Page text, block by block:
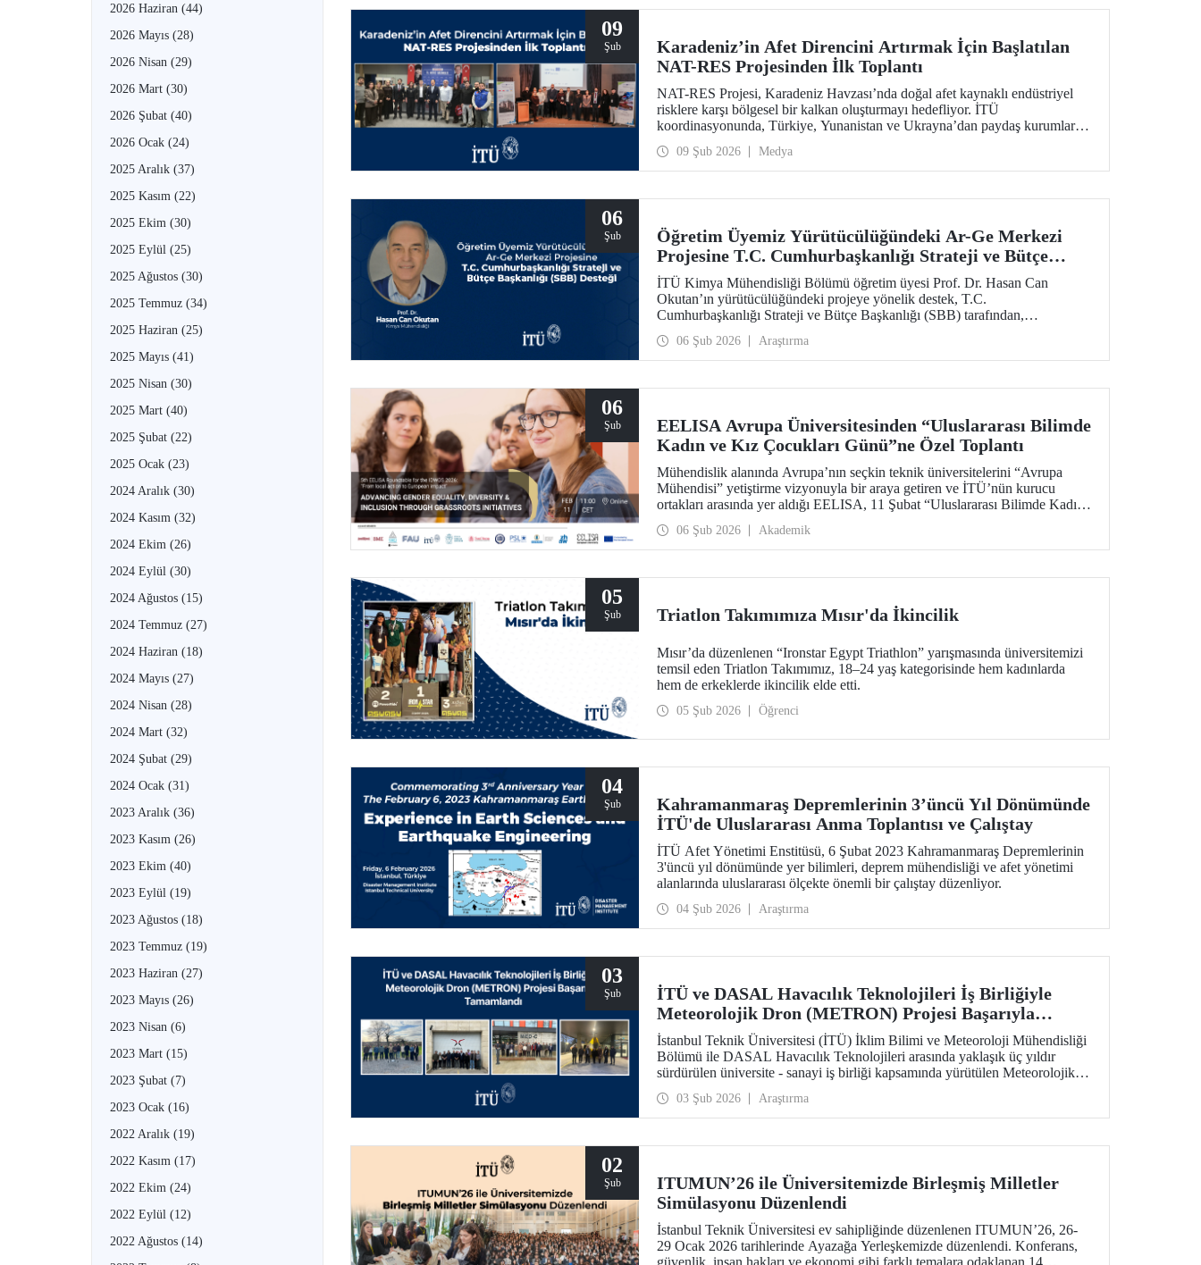
2026 Haziran (44)
2026 Mayıs (28)
2026 Nisan (29)
2026 Mart (30)
2026 Şubat (40)
2026 Ocak (24)
2025 Aralık (37)
2025 Kasım (22)
2025 Ekim (30)
2025 Eylül (25)
2025 Ağustos (30)
2025 Temmuz (34)
2025 Haziran (25)
2025 Mayıs (41)
2025 Nisan (30)
2025 Mart (40)
2025 Şubat (22)
2025 Ocak (23)
2024 Aralık (30)
2024 Kasım (32)
2024 Ekim (26)
2024 Eylül (30)
2024 Ağustos (15)
2024 Temmuz (27)
2024 Haziran (18)
2024 Mayıs (27)
2024 Nisan (28)
2024 Mart (32)
2024 Şubat (29)
2024 Ocak (31)
2023 Aralık (36)
2023 Kasım (26)
2023 Ekim (40)
2023 Eylül (19)
2023 Ağustos (18)
2023 Temmuz (19)
2023 Haziran (27)
2023 Mayıs (26)
2023 Nisan (6)
2023 Mart (15)
2023 Şubat (7)
2023 Ocak (16)
2022 Aralık (19)
2022 Kasım (17)
2022 Ekim (24)
2022 Eylül (12)
2022 Ağustos (14)
09
Şub
Karadeniz’in Afet Direncini Artırmak İçin Başlatılan
NAT-RES Projesinden İlk Toplantı
NAT-RES Projesi, Karadeniz Havzası’nda doğal afet kaynaklı endüstriyel
risklere karşı bölgesel bir kalkan oluşturmayı hedefliyor. İTÜ
koordinasyonunda, Türkiye, Yunanistan ve Ukrayna’dan paydaş kurumların
Ayazağa Yerleşkemizde yapıldı.
09 Şub 2026 Medya
06
Şub
Öğretim Üyemiz Yürütücülüğündeki Ar-Ge Merkezi
Projesine T.C. Cumhurbaşkanlığı Strateji ve Bütçe
Başkanlığı (SBB) Desteği
İTÜ Kimya Mühendisliği Bölümü öğretim üyesi Prof. Dr. Hasan Can
Okutan’ın yürütücülüğündeki projeye yönelik destek, T.C.
Cumhurbaşkanlığı Strateji ve Bütçe Başkanlığı (SBB) tarafından,
sahip olacak Teknolojik Araştırma Laboratuvar Binası’nın yapımı onaylandı.
06 Şub 2026 Araştırma
06
Şub
EELISA Avrupa Üniversitesinden “Uluslararası Bilimde
Kadın ve Kız Çocukları Günü”ne Özel Toplantı
Mühendislik alanında Avrupa’nın seçkin teknik üniversitelerini “Avrupa
Mühendisi” yetiştirme vizyonuyla bir araya getiren ve İTÜ’nün kurucu
ortakları arasında yer aldığı EELISA, 11 Şubat “Uluslararası Bilimde Kadın
06 Şub 2026 Akademik
05
Şub Triatlon Takımımıza Mısır'da İkincilik
Mısır’da düzenlenen “Ironstar Egypt Triathlon” yarışmasında üniversitemizi
temsil eden Triatlon Takımımız, 18–24 yaş kategorisinde hem kadınlarda
hem de erkeklerde ikincilik elde etti.
05 Şub 2026 Öğrenci
04
Şub
Kahramanmaraş Depremlerinin 3’üncü Yıl Dönümünde
İTÜ'de Uluslararası Anma Toplantısı ve Çalıştay
İTÜ Afet Yönetimi Enstitüsü, 6 Şubat 2023 Kahramanmaraş Depremlerinin
3'üncü yıl dönümünde yer bilimleri, deprem mühendisliği ve afet yönetimi
alanlarında uluslararası ölçekte önemli bir çalıştay düzenliyor.
04 Şub 2026 Araştırma
03
Şub
İTÜ ve DASAL Havacılık Teknolojileri İş Birliğiyle
Meteorolojik Dron (METRON) Projesi Başarıyla
Tamamlandı
İstanbul Teknik Üniversitesi (İTÜ) İklim Bilimi ve Meteoroloji Mühendisliği
Bölümü ile DASAL Havacılık Teknolojileri arasında yaklaşık üç yıldır
sürdürülen üniversite - sanayi iş birliği kapsamında yürütülen Meteorolojik
yönelik teorik ve uygulamalı eğitimler 26-30 Ocak arasında gerçekleştirildi.
03 Şub 2026 Araştırma
02
Şub
ITUMUN’26 ile Üniversitemizde Birleşmiş Milletler
Simülasyonu Düzenlendi
İstanbul Teknik Üniversitesi ev sahipliğinde düzenlenen ITUMUN’26, 26-
29 Ocak 2026 tarihlerinde Ayazağa Yerleşkemizde düzenlendi. Konferans,
güvenlik, insan hakları ve ekonomi gibi farklı temalara odaklanan 14